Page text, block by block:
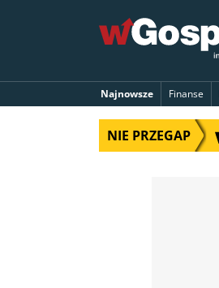
Najnowsze Finanse
NIE PRZEGAP